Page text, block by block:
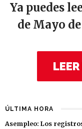
Ya puedes
de Mayo
ÚLTIMA HORA
Asempleo: Los